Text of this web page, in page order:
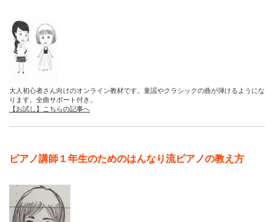
大人初心者さん向けのオンライン教材です。童謡やクラシックの曲が弾けるようにな
ります。全曲サポート付き。
【お試し】こちらの記事へ
ピアノ講師１年生のためのはんなり流ピアノの教え方